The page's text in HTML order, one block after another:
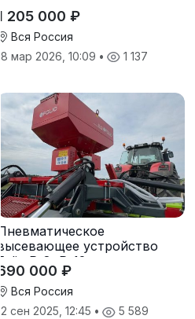
1 205 000 ₽
Вся Россия
18 мар 2026, 10:09 • 1 137
Пневматическое
высевающее устройство
Folio R-8, R-12
690 000 ₽
Вся Россия
12 сен 2025, 12:45 • 5 589